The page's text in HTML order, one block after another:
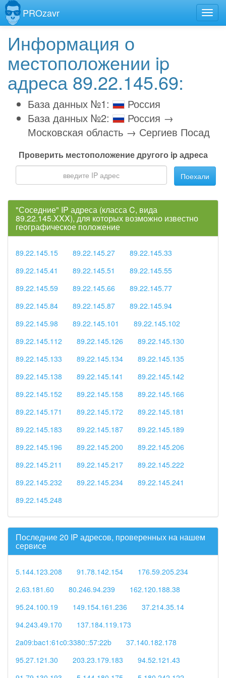
PROzavr
Информация о
местоположении ip
адреса 89.22.145.69:
База данных №1:
Россия
База данных №2:
Россия →
Московская область → Сергиев Посад
Проверить местоположение другого ip адреса
Поехали
"Соседние" IP адреса (класса C, вида
89.22.145.XXX), для которых возможно известно
географическое положение
89.22.145.15 89.22.145.27
89.22.145.33
89.22.145.41
89.22.145.51
89.22.145.55
89.22.145.59
89.22.145.66
89.22.145.77
89.22.145.84
89.22.145.87
89.22.145.94
89.22.145.98
89.22.145.101
89.22.145.102
89.22.145.112
89.22.145.126
89.22.145.130
89.22.145.133
89.22.145.134
89.22.145.135
89.22.145.138
89.22.145.141
89.22.145.142
89.22.145.152
89.22.145.158
89.22.145.166
89.22.145.171
89.22.145.172
89.22.145.181
89.22.145.183
89.22.145.187
89.22.145.189
89.22.145.196
89.22.145.200
89.22.145.206
89.22.145.211
89.22.145.217
89.22.145.222
89.22.145.232
89.22.145.234
89.22.145.241
89.22.145.248
Последние 20 IP адресов, проверенных на нашем
сервисе
5.144.123.208 91.78.142.154
176.59.205.234
2.63.181.60
80.246.94.239
162.120.188.38
95.24.100.19
149.154.161.236
37.214.35.14
94.243.49.170
137.184.119.173
2a09:bac1:61c0:3380::57:22b
37.140.182.178
95.27.121.30
203.23.179.183
94.52.121.43